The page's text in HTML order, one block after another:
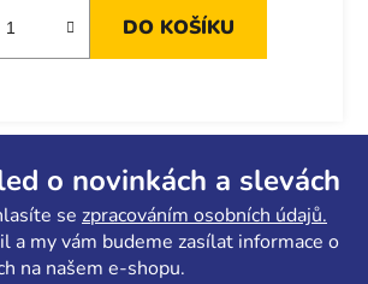
DO KOŠÍKU
o novinkách a slevách
se zpracováním osobních údajů.
a my vám budeme zasílat informace o
na našem e-shopu.